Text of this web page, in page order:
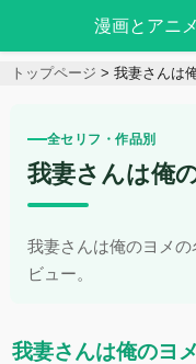
漫画とアニ
トップページ 我妻さんは
全セリフ・作品別
我妻さんは俺
我妻さんは俺のヨメ
ビュー。
我妻さんは俺のヨ